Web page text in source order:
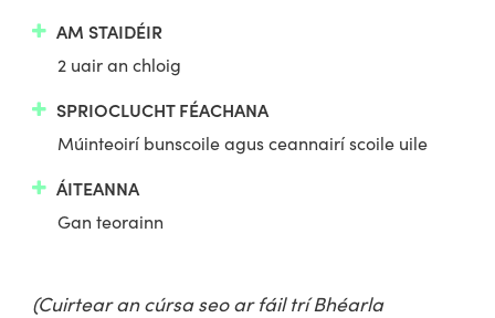
AM STAIDÉIR
2 uair an chloig
SPRIOCLUCHT FÉACHANA
Múinteoirí bunscoile agus ceannairí scoile uile
ÁITEANNA
Gan teorainn
(Cuirtear an cúrsa seo ar fáil trí Bhéarla